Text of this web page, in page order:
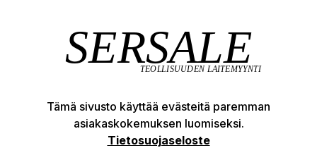
Tekniset edut
Tämä sivusto käyttää evästeitä paremman
asiakaskokemuksen luomiseksi.
Tietosuojaseloste